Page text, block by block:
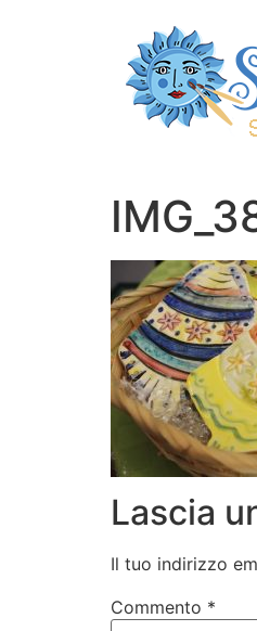
Lascia
Il tuo indirizzo
Commento *